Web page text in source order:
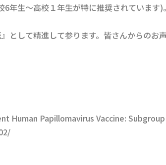
年生～高校１年生が特に推奨されています)。
して精進して参ります。皆さんからのお
Human Papillomavirus Vaccine: